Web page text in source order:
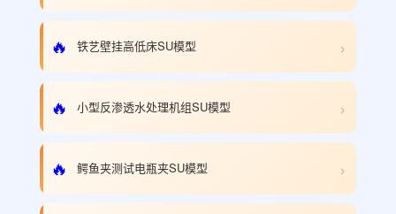
🔥 铁艺壁挂高低床SU模型 ›
🔥 小型反渗透水处理机组SU模型 ›
🔥 鳄鱼夹测试电瓶夹SU模型 ›